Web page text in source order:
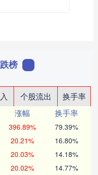
榜
个股流出
换手率
涨幅
换手率
396.89% 79.39%
20.21% 16.80%
20.03% 14.18%
20.02% 14.77%